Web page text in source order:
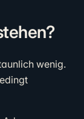
wenig.